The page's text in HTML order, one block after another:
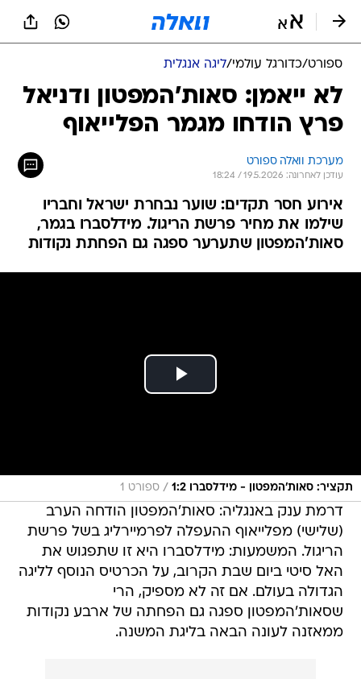
ספורט/כדורגל עולמי/ליגה אנגלית
לא ייאמן: סאות'המפטון ודניאל
פרץ הודחו מגמר הפלייאוף
מערכת וואלה ספורט
עודכן לאחרונה: 19.5.2026 / 18:24
אירוע חסר תקדים: שוער נבחרת ישראל וחבריו
שילמו את מחיר פרשת הריגול. מידלסברו בגמר,
סאות'המפטון שתערער ספגה גם הפחתת נקודות
תקציר: סאות'המפטון - מידלסברו 1:2 / ספורט 1
דרמת ענק באנגליה: סאות'המפטון הודחה הערב
(שלישי) מפלייאוף ההעפלה לפרמיירליג בשל פרשת
הריגול. המשמעות: מידלסברו היא זו שתפגוש את
האל סיטי ביום שבת הקרוב, על הכרטיס הנוסף לליגה
הגדולה בעולם. אם זה לא מספיק, הרי
שסאות'המפטון ספגה גם הפחתה של ארבע נקודות
ממאזנה לעונה הבאה בליגת המשנה.